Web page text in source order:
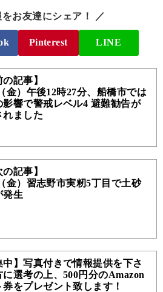
お友達にシェア！ ／
Pinterest LINE
記事】
金）午後12時27分、船橋市では
影響で警戒レベル4 避難勧告が
れました
記事】
金）習志野市実籾5丁目で土砂
発生
中】写真付きで情報提供を下さ
に選考の上、500円分のAmazon
券をプレゼント致します！